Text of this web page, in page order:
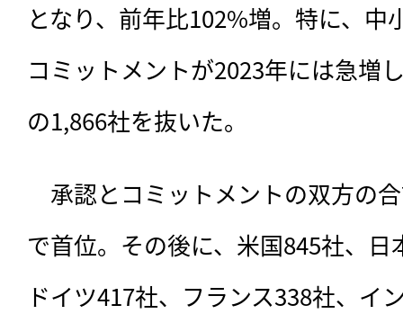
となり、前年比102%増。特に、中
コミットメントが2023年には急増
の1,866社を抜いた。
承認とコミットメントの双方の
で首位。その後に、米国845社、
ドイツ417社、フランス338社、イ